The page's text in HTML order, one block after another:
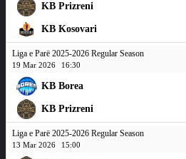
KB Prizreni
KB Kosovari
Liga e Parë 2025-2026 Regular Season
19 Mar 2026 16:30
KB Borea
KB Prizreni
Liga e Parë 2025-2026 Regular Season
13 Mar 2026 15:00